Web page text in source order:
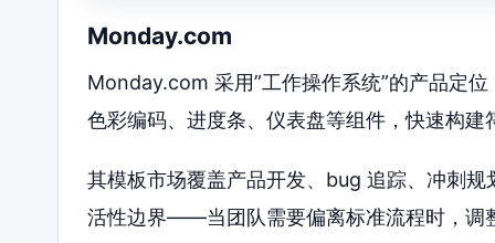
Monday.com
Monday.com 采用”工作操作系统”的产品定
色彩编码、进度条、仪表盘等组件，快速构
其模板市场覆盖产品开发、bug 追踪、冲刺
活性边界——当团队需要偏离标准流程时，调